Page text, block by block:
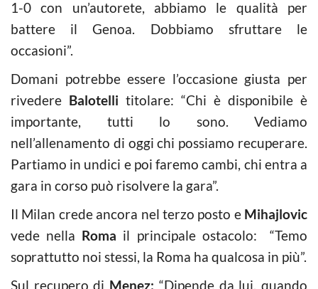
1-0 con un’autorete, abbiamo le qualità per
battere il Genoa. Dobbiamo sfruttare le
occasioni”.
Domani potrebbe essere l’occasione giusta per
rivedere Balotelli titolare: “Chi è disponibile è
importante, tutti lo sono. Vediamo
nell’allenamento di oggi chi possiamo recuperare.
Partiamo in undici e poi faremo cambi, chi entra a
gara in corso può risolvere la gara”.
Il Milan crede ancora nel terzo posto e Mihajlovic
vede nella Roma il principale ostacolo: “Temo
soprattutto noi stessi, la Roma ha qualcosa in più”.
Sul recupero di Menez: “Dipende da lui, quando